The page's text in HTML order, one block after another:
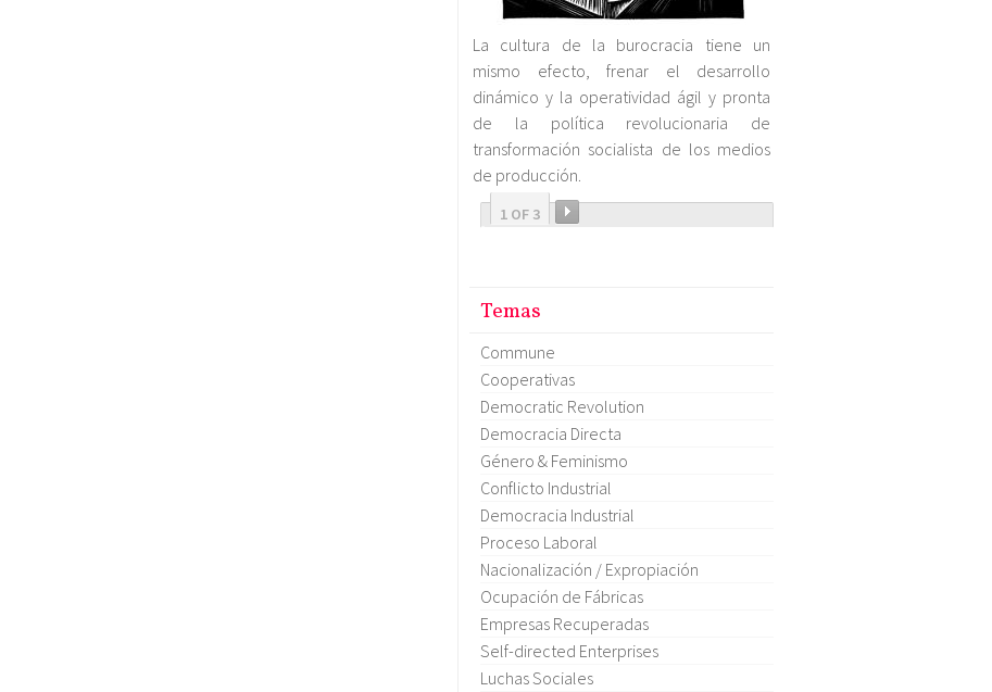
La cultura de la burocracia tiene un
mismo efecto, frenar el desarrollo
dinámico y la operatividad ágil y pronta
de la política revolucionaria de
transformación socialista de los medios
de producción.
1 OF 3
Temas
Commune
Cooperativas
Democratic Revolution
Democracia Directa
Género & Feminismo
Conflicto Industrial
Democracia Industrial
Proceso Laboral
Nacionalización / Expropiación
Ocupación de Fábricas
Empresas Recuperadas
Self-directed Enterprises
Luchas Sociales